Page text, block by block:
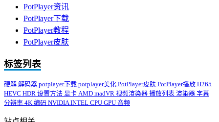
PotPlayer资讯
PotPlayer下载
PotPlayer教程
PotPlayer皮肤
标签列表
硬解 解码器 potplayer下载 potplayer美化 PotPlayer皮肤 PotPlayer播放 H265
HEVC HDR 设置方法 显卡 AMD madVR 视频渲染器 播放列表 渲染器 字幕
分辨率 4K 编码 NVIDIA INTEL CPU GPU 音频